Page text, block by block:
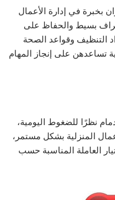
بخبرة في إدارة الأعمال
بسيط والحفاظ على
التنظيف وقواعد الصحة
تساعدهن على إنجاز المهام
نظرًا للضغوط اليومية،
المنزلية بشكل مستمر،
العاملة المناسبة حسب